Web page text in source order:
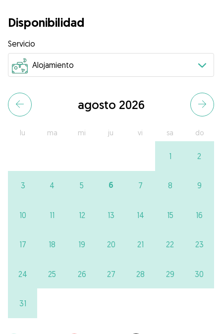
Disponibilidad
Servicio
agosto 2026
lu ma mi ju vi sa do
1 2
3 4 5 6 7 8 9
10 11 12 13 14 15 16
17 18 19 20 21 22 23
24 25 26 27 28 29 30
31